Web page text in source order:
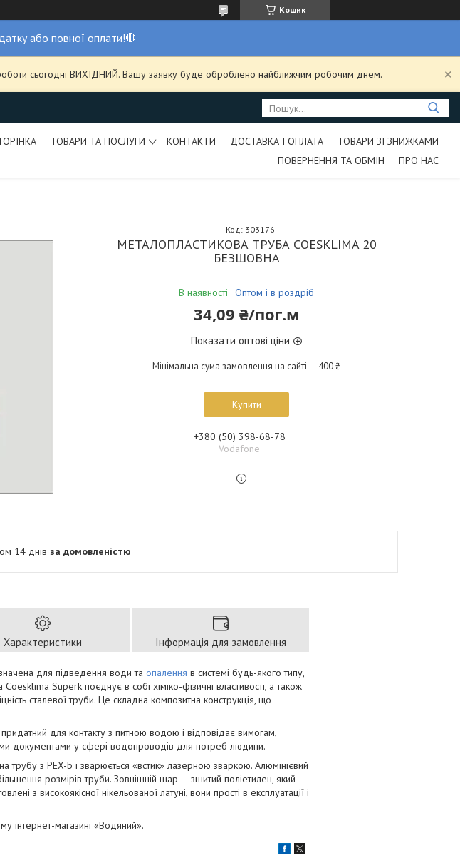
Кошик
або повної оплати!🛑
сьогодні ВИХІДНИЙ. Вашу заявку буде оброблено найближчим робочим днем.
ТОВАРИ ТА ПОСЛУГИ КОНТАКТИ ДОСТАВКА І ОПЛАТА
ТОВАРИ ЗІ ЗНИЖКАМИ
ПОВЕРНЕННЯ ТА ОБМІН
ПРО НАС
МЕТАЛОПЛАСТИКОВА ТРУБА COESKLIMA 20
БЕЗШОВНА
В наявності Оптом і в роздріб
Код: 303176
34,09 ₴/пог.м
Показати оптові ціни
Мінімальна сума замовлення на сайті — 400 ₴
Купити
+380 (50) 398-68-78
Vodafone
14 днів за домовленістю
Характеристики Інформація для замовлення
для підведення води та опалення в системі будь-якого типу,
Superk поєднує в собі хіміко-фізичні властивості, а також
сталевої труби. Це складна композитна конструкція, що
для контакту з питною водою і відповідає вимогам,
документами у сфері водопроводів для потреб людини.
трубу з PEX-b і зварюється «встик» лазерною зваркою. Алюмінієвий
розмірів труби. Зовнішній шар — зшитий поліетилен, який
з високоякісної нікельованої латуні, вони прості в експлуатації і
інтернет-магазині «Водяний».